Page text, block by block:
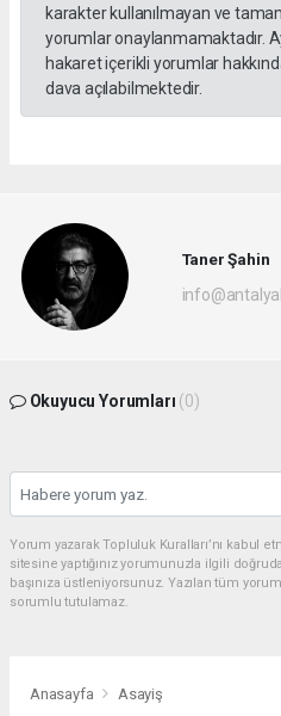
karakter kullanılmayan ve
yorumlar onaylanmamaktadır.
hakaret içerikli yorumlar
dava açılabilmektedir.
Taner Şahin
Okuyucu Yorumları (0)
Yorum yazarak Topluluk Kuralları’nı kabul
sitesine yaptığınız yorumunuzla ilgili
başınıza üstleniyorsunuz. Yazılan tüm
sorumlu tutulamaz.
Anasayfa Asayiş